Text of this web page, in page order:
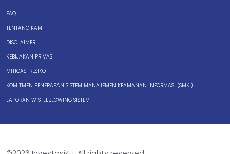
FAQ
TENTANG KAMI
DISCLAIMER
KEBIJAKAN PRIVASI
MITIGASI RESIKO
KOMITMEN PENERAPAN SISTEM MANAJEMEN KEAMANAN INFORMASI (SMKI)
LAPORAN WISTLEBLOWING SISTEM